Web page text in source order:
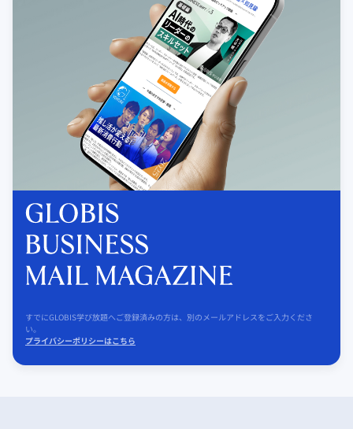
すでにGLOBIS学び放題へご登録済みの方は、別のメールアドレスをご入力くださ
い。
プライバシーポリシーはこちら